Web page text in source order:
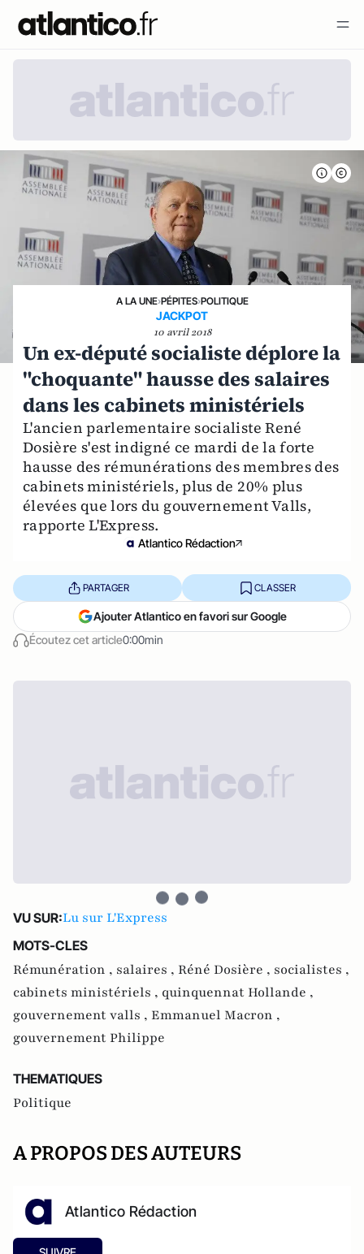
A LA UNE›PÉPITES›POLITIQUE
JACKPOT
10 avril 2018
Un ex-député socialiste déplore la
"choquante" hausse des salaires
dans les cabinets ministériels
L'ancien parlementaire socialiste René
Dosière s'est indigné ce mardi de la forte
hausse des rémunérations des membres des
cabinets ministériels, plus de 20% plus
élevées que lors du gouvernement Valls,
rapporte L'Express.
Atlantico Rédaction
Écoutez cet article0:00min
PARTAGER CLASSER
Ajouter Atlantico en favori sur Google
VU SUR:Lu sur L'Express
MOTS-CLES
Rémunération , salaires , Réné Dosière , socialistes ,
cabinets ministériels , quinquennat Hollande ,
gouvernement valls , Emmanuel Macron ,
gouvernement Philippe
THEMATIQUES
Politique
A PROPOS DES AUTEURS
Atlantico Rédaction